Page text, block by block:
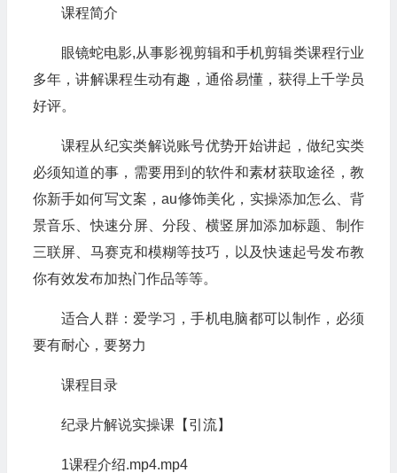
课程简介
眼镜蛇电影,从事影视剪辑和手机剪辑类课程行业
多年，讲解课程生动有趣，通俗易懂，获得上千学员
好评。
课程从纪实类解说账号优势开始讲起，做纪实类
必须知道的事，需要用到的软件和素材获取途径，教
你新手如何写文案，au修饰美化，实操添加怎么、背
景音乐、快速分屏、分段、横竖屏加添加标题、制作
三联屏、马赛克和模糊等技巧，以及快速起号发布教
你有效发布加热门作品等等。
适合人群：爱学习，手机电脑都可以制作，必须
要有耐心，要努力
课程目录
纪录片解说实操课【引流】
1课程介绍.mp4.mp4